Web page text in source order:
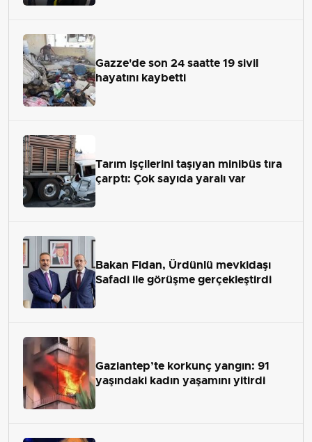
Gazze'de son 24 saatte 19 sivil
hayatını kaybetti
Tarım işçilerini taşıyan minibüs tıra
çarptı: Çok sayıda yaralı var
Bakan Fidan, Ürdünlü mevkidaşı
Safadi ile görüşme gerçekleştirdi
Gaziantep’te korkunç yangın: 91
yaşındaki kadın yaşamını yitirdi